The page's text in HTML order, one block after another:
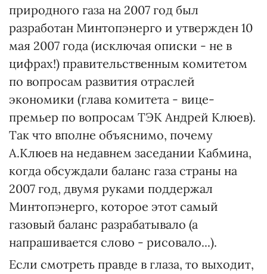
природного газа на 2007 год был
разработан Минтопэнерго и утвержден 10
мая 2007 года (исключая описки - не в
цифрах!) правительственным комитетом
по вопросам развития отраслей
экономики (глава комитета - вице-
премьер по вопросам ТЭК Андрей Клюев).
Так что вполне объяснимо, почему
А.Клюев на недавнем заседании Кабмина,
когда обсуждали баланс газа страны на
2007 год, двумя руками поддержал
Минтопэнерго, которое этот самый
газовый баланс разрабатывало (а
напрашивается слово - рисовало...).
Если смотреть правде в глаза, то выходит,